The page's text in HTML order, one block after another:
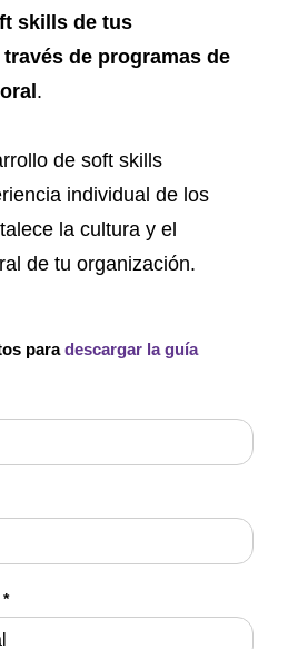
skills de tus
de programas de
.
de soft skills
individual de los
la cultura y el
de tu organización.
paradescargar la guía
*